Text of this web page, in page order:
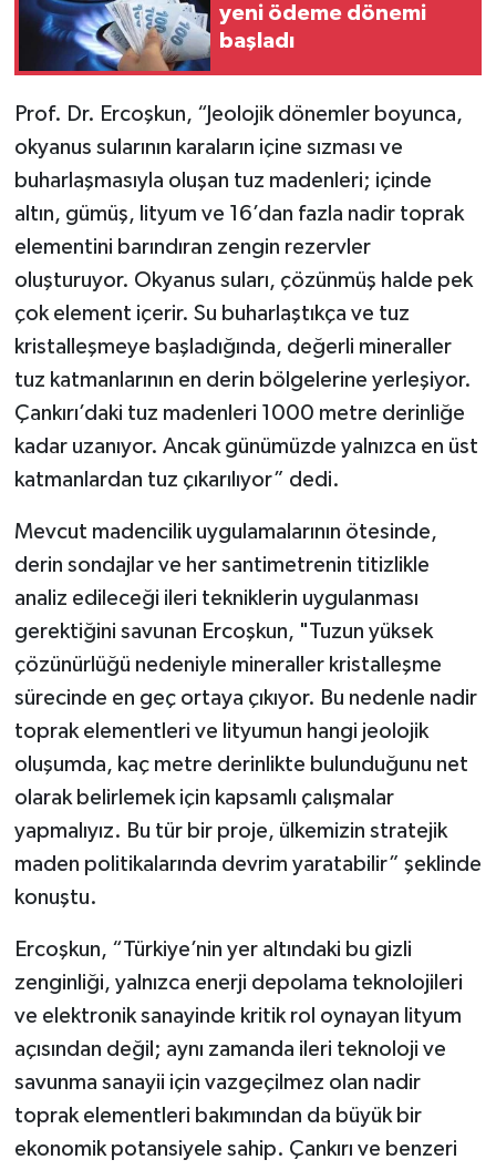
yeni ödeme dönemi
başladı
Prof. Dr. Ercoşkun, “Jeolojik dönemler boyunca,
okyanus sularının karaların içine sızması ve
buharlaşmasıyla oluşan tuz madenleri; içinde
altın, gümüş, lityum ve 16’dan fazla nadir toprak
elementini barındıran zengin rezervler
oluşturuyor. Okyanus suları, çözünmüş halde pek
çok element içerir. Su buharlaştıkça ve tuz
kristalleşmeye başladığında, değerli mineraller
tuz katmanlarının en derin bölgelerine yerleşiyor.
Çankırı’daki tuz madenleri 1000 metre derinliğe
kadar uzanıyor. Ancak günümüzde yalnızca en üst
katmanlardan tuz çıkarılıyor” dedi.
Mevcut madencilik uygulamalarının ötesinde,
derin sondajlar ve her santimetrenin titizlikle
analiz edileceği ileri tekniklerin uygulanması
gerektiğini savunan Ercoşkun, "Tuzun yüksek
çözünürlüğü nedeniyle mineraller kristalleşme
sürecinde en geç ortaya çıkıyor. Bu nedenle nadir
toprak elementleri ve lityumun hangi jeolojik
oluşumda, kaç metre derinlikte bulunduğunu net
olarak belirlemek için kapsamlı çalışmalar
yapmalıyız. Bu tür bir proje, ülkemizin stratejik
maden politikalarında devrim yaratabilir” şeklinde
konuştu.
Ercoşkun, “Türkiye’nin yer altındaki bu gizli
zenginliği, yalnızca enerji depolama teknolojileri
ve elektronik sanayinde kritik rol oynayan lityum
açısından değil; aynı zamanda ileri teknoloji ve
savunma sanayii için vazgeçilmez olan nadir
toprak elementleri bakımından da büyük bir
ekonomik potansiyele sahip. Çankırı ve benzeri